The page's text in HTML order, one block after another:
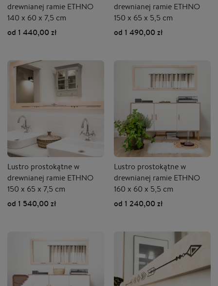
drewnianej ramie ETHNO
140 x 60 x 7,5 cm
od 1 440,00 zł
drewnianej ramie ETHNO
150 x 65 x 5,5 cm
od 1 490,00 zł
Lustro prostokątne w
drewnianej ramie ETHNO
150 x 65 x 7,5 cm
od 1 540,00 zł
Lustro prostokątne w
drewnianej ramie ETHNO
160 x 60 x 5,5 cm
od 1 240,00 zł